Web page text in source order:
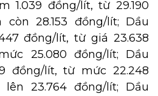
1.039 đồng/lít, từ 29.190
28.153 đồng/lít; Dầu
đồng/lít, từ giá 23.638
25.080 đồng/lít; Dầu
đồng/lít, từ mức 22.248
23.764 đồng/lít; Dầu